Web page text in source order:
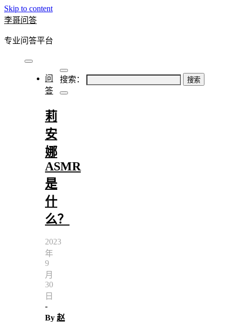
Skip to content
李哥问答
专业问答平台
搜索：
问
答
莉
安
娜
ASMR
是
什
么？
2023
年
9
月
30
日
-
By 赵